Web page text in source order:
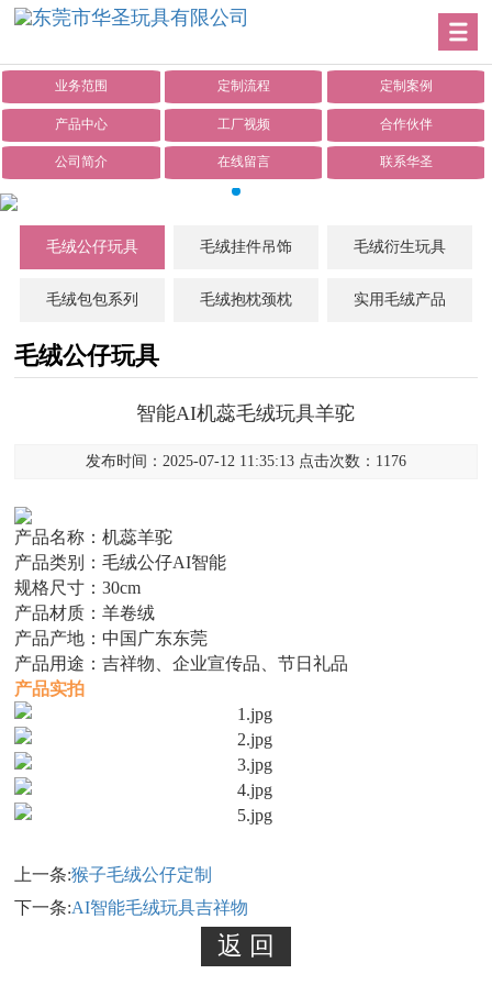
业务范围 定制流程 定制案例
产品中心 工厂视频 合作伙伴
公司简介 在线留言 联系华圣
毛绒公仔玩具 毛绒挂件吊饰 毛绒衍生玩具
毛绒包包系列 毛绒抱枕颈枕 实用毛绒产品
毛绒公仔玩具
智能AI机蕊毛绒玩具羊驼
发布时间：2025-07-12 11:35:13 点击次数：1176
产品名称：机蕊羊驼
产品类别：毛绒公仔AI智能
规格尺寸：30cm
产品材质：羊卷绒
产品产地：中国广东东莞
产品用途：吉祥物、企业宣传品、节日礼品
产品实拍
上一条:猴子毛绒公仔定制
下一条:AI智能毛绒玩具吉祥物